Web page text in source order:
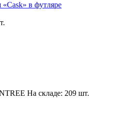
«Cask» в футляре
На складе: 209 шт.